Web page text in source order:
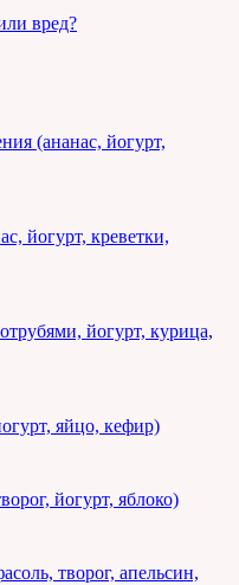
вред?
(ананас, йогурт,
йогурт, креветки,
йогурт, курица,
яйцо, кефир)
йогурт, яблоко)
творог, апельсин,